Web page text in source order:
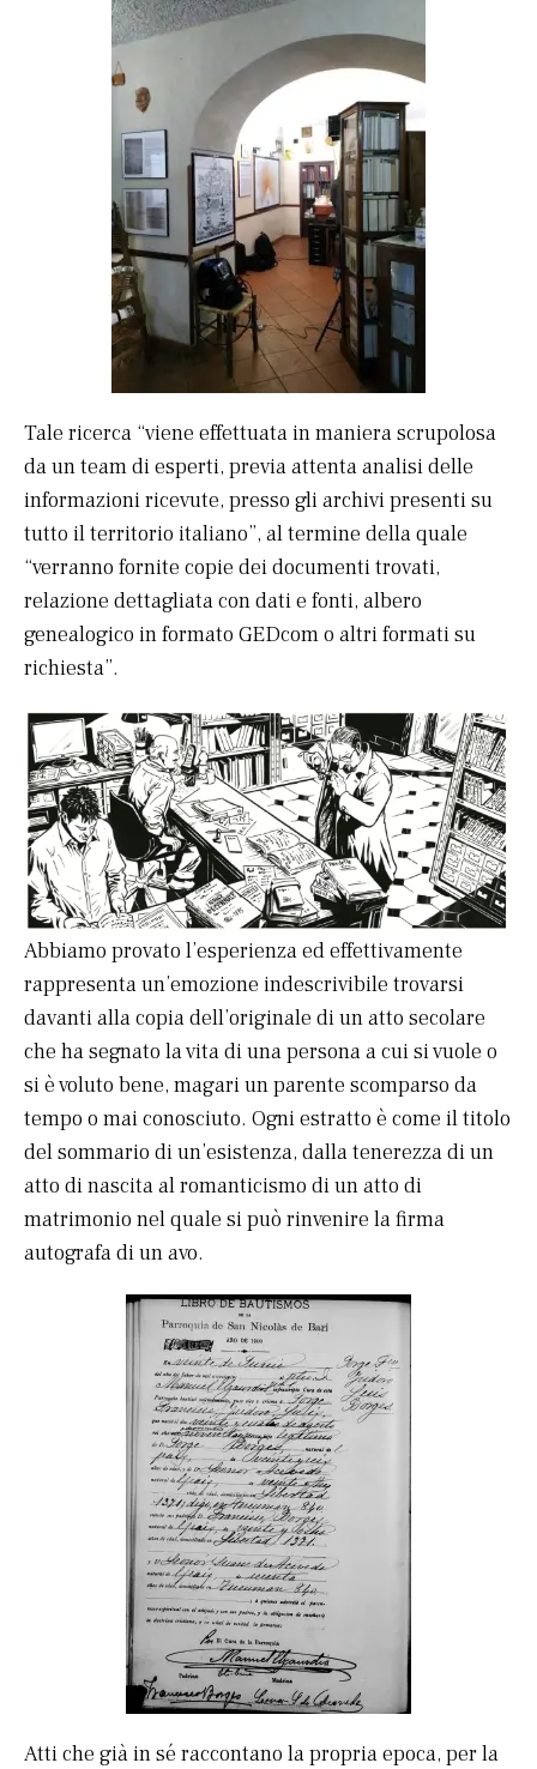
Tale ricerca “viene effettuata in maniera scrupolosa
da un team di esperti, previa attenta analisi delle
informazioni ricevute, presso gli archivi presenti su
tutto il territorio italiano”, al termine della quale
“verranno fornite copie dei documenti trovati,
relazione dettagliata con dati e fonti, albero
genealogico in formato GEDcom o altri formati su
richiesta”.
Abbiamo provato l’esperienza ed effettivamente
rappresenta un’emozione indescrivibile trovarsi
davanti alla copia dell’originale di un atto secolare
che ha segnato la vita di una persona a cui si vuole o
si è voluto bene, magari un parente scomparso da
tempo o mai conosciuto. Ogni estratto è come il titolo
del sommario di un’esistenza, dalla tenerezza di un
atto di nascita al romanticismo di un atto di
matrimonio nel quale si può rinvenire la firma
autografa di un avo.
Atti che già in sé raccontano la propria epoca, per la